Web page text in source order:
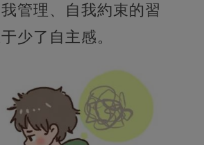
管理、自我約束的習
少了自主感。